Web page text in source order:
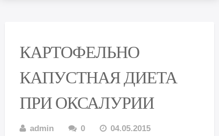
КАРТОФЕЛЬНО
КАПУСТНАЯ ДИЕТА
ПРИ ОКСАЛУРИИ
admin 0
04.05.2015